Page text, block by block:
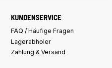
KUNDENSERVICE
FAQ / Häufige Fragen
Lagerabholer
Zahlung & Versand